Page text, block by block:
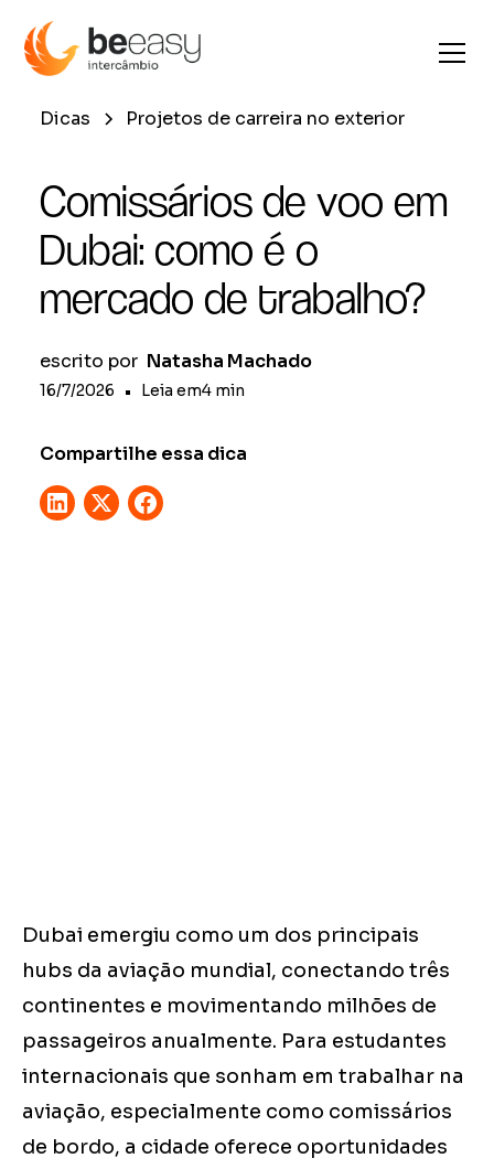
Dicas Projetos de carreira no exterior
Comissários de voo em
Dubai: como é o
mercado de trabalho?
escrito por Natasha Machado
16/7/2026 • Leia em4 min
Compartilhe essa dica
Dubai emergiu como um dos principais
hubs da aviação mundial, conectando três
continentes e movimentando milhões de
passageiros anualmente. Para estudantes
internacionais que sonham em trabalhar na
aviação, especialmente como comissários
de bordo, a cidade oferece oportunidades